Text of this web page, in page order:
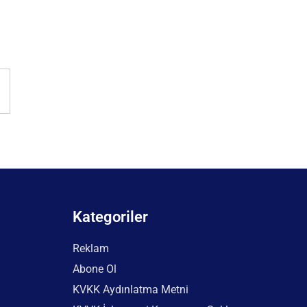
Kategoriler
Reklam
Abone Ol
KVKK Aydınlatma Metni